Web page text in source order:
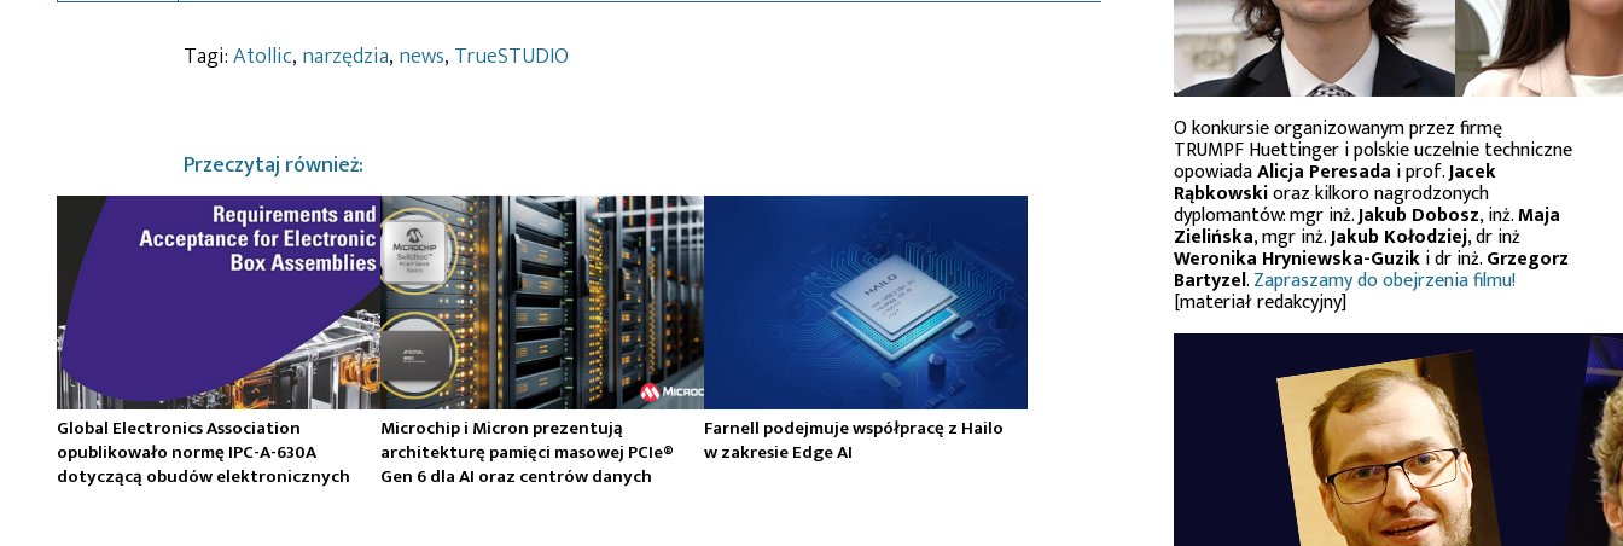
Tagi:Atollic, narzędzia, news, TrueSTUDIO
Przeczytaj również:
Global Electronics Association
opublikowało normę IPC-A-630A
dotyczącą obudów elektronicznych
Microchip i Micron prezentują
architekturę pamięci masowej PCIe®
Gen 6 dla AI oraz centrów danych
Farnell podejmuje współpracę z Hailo
w zakresie Edge AI
O konkursie organizowanym przez firmę
TRUMPF Huettinger i polskie uczelnie techniczne
opowiadaAlicja Peresada i prof.Jacek
Rąbkowskioraz kilkoro nagrodzonych
dyplomantów: mgr inż.Jakub Dobosz, inż.Maja
Zielińska, mgr inż.Jakub Kołodziej, dr inż
Weronika Hryniewska-Guziki dr inż.Grzegorz
Bartyzel.Zapraszamy do obejrzenia filmu!
[materiał redakcyjny]